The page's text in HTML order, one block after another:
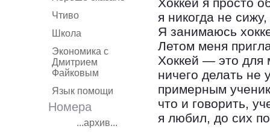
Чтиво
Школа
Экономика с
Дмитрием
Файковым
Язык помощи
Номера
...архив...
я никогда не
Я занимаюсь
Летом меня
Хоккей — это для
ничего делать
примерным
что и говорить,
я любил, до сих